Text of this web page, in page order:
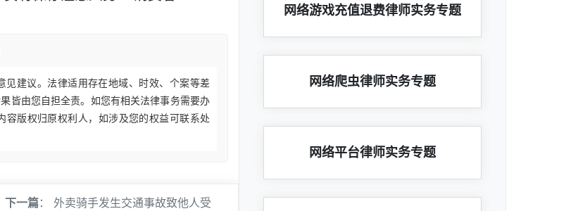
建议。法律适用存在地域、时效、个案等差
皆由您自担全责。如您有相关法律事务需要办
版权归原权利人，如涉及您的权益可联系处
下一篇： 外卖骑手发生交通事故致他人受
网络游戏充值退费律师实务专题
网络爬虫律师实务专题
网络平台律师实务专题